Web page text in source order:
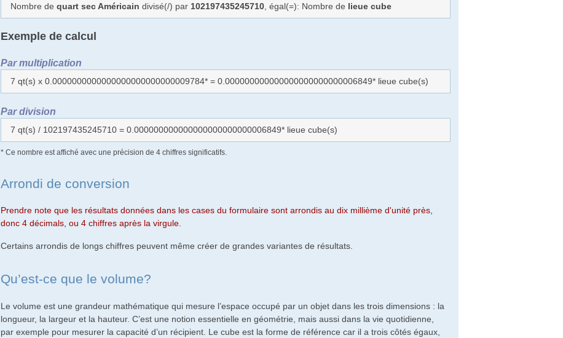
Nombre dequart sec Américain divisé(/) par 102197435245710 , égal(=): Nombre de lieue cube
Exemple de calcul
Par multiplication
7 qt(s) x 0.0000000000000000000000000009784* = 0.000000000000000000000000006849* lieue cube(s)
Par division
7 qt(s) / 102197435245710 = 0.000000000000000000000000006849* lieue cube(s)
* Ce nombre est affiché avec une précision de 4 chiffres significatifs.
Arrondi de conversion
Prendre note que les résultats données dans les cases du formulaire sont arrondis au dix millième d'unité près,
donc 4 décimals, ou 4 chiffres après la virgule.
Certains arrondis de longs chiffres peuvent même créer de grandes variantes de résultats.
Qu’est-ce que le volume?
Le volume est une grandeur mathématique qui mesure l’espace occupé par un objet dans les trois dimensions : la
longueur, la largeur et la hauteur. C’est une notion essentielle en géométrie, mais aussi dans la vie quotidienne,
par exemple pour mesurer la capacité d’un récipient. Le cube est la forme de référence car il a trois côtés égaux,